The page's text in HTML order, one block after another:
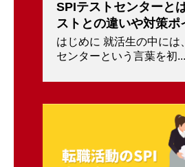
SPIテストセンターと
ストとの違いや対策ポ
検方法を紹介！
はじめに 就活生の中には
センターという言葉を初...